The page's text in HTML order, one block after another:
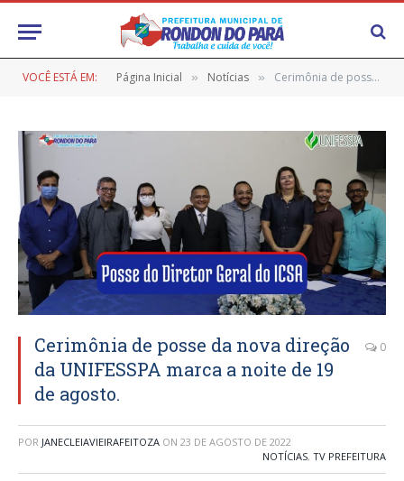
VOCÊ ESTÁ EM: Página Inicial » Notícias » Cerimônia de posse da nova direção da UNIFESSPA marca a noite de 19 de agosto.
Cerimônia de posse da nova direção
da UNIFESSPA marca a noite de 19
de agosto.
0
POR JANECLEIAVIEIRAFEITOZA ON 23 DE AGOSTO DE 2022
NOTÍCIAS, TV PREFEITURA